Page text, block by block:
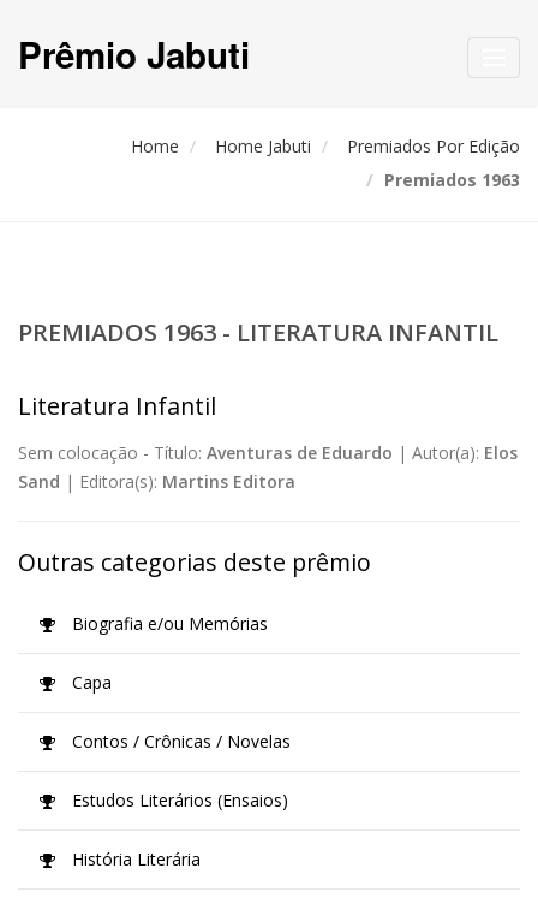
Prêmio Jabuti
Home Home Jabuti
Premiados Por Edição
Premiados 1963
PREMIADOS 1963 - LITERATURA INFANTIL
Literatura Infantil
Sem colocação - Título: Aventuras de Eduardo | Autor(a): Elos
Sand | Editora(s): Martins Editora
Outras categorias deste prêmio
Biografia e/ou Memórias
Capa
Contos / Crônicas / Novelas
Estudos Literários (Ensaios)
História Literária